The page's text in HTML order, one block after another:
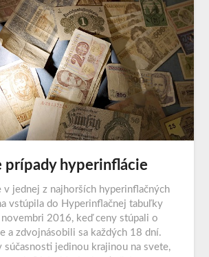
prípady hyperinflácie
v jednej z najhorších hyperinflačných
vstúpila do Hyperinflačnej tabuľky
novembri 2016, keď ceny stúpali o
a zdvojnásobili sa každých 18 dní.
súčasnosti jedinou krajinou na svete,